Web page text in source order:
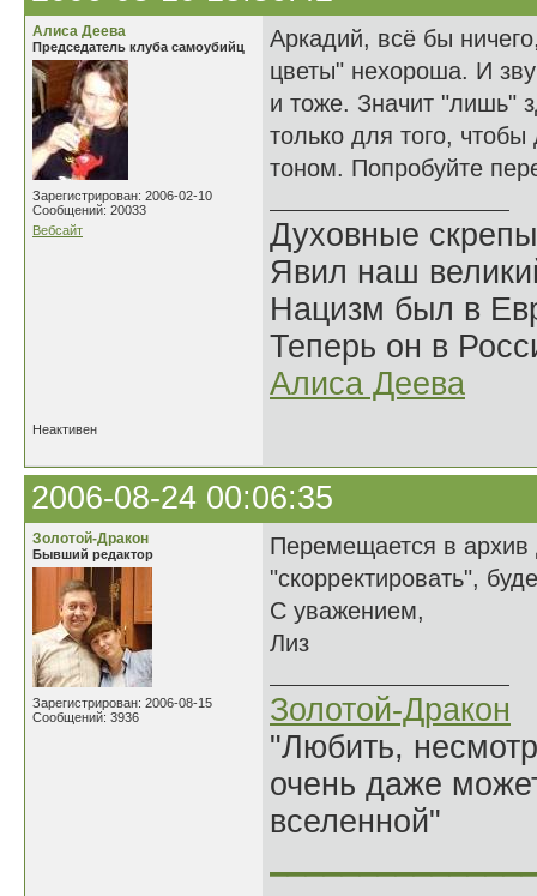
Алиса Деева
Председатель клуба самоубийц
Зарегистрирован: 2006-02-10
Сообщений: 20033
Вебсайт
Аркадий, всё бы
цветы" нехороша. И
и тоже. Значит "лишь"
только для того, чтобы
тоном. Попробуйте
Духовные
Явил наш
Нацизм был в
Теперь он в
Алиса Деева
Неактивен
2006-08-24 00:06:35
Золотой-Дракон
Бывший редактор
Зарегистрирован: 2006-08-15
Сообщений: 3936
Перемещается в
"скорректировать",
С уважением,
Лиз
Золотой-Дракон
"Любить,
очень даже
вселенной"